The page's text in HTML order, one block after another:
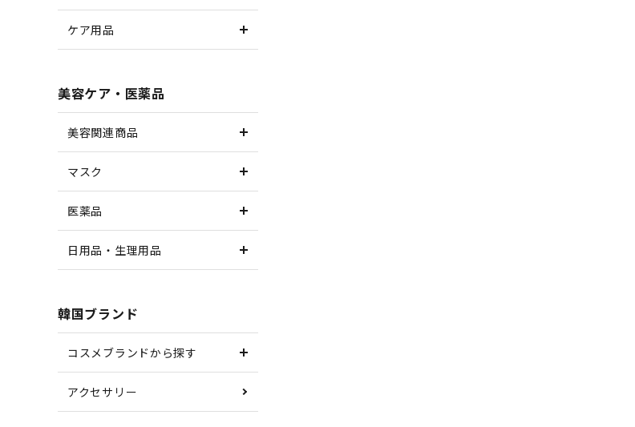
ケア用品
美容ケア・医薬品
美容関連商品
マスク
医薬品
日用品・生理用品
韓国ブランド
コスメブランドから探す
アクセサリー